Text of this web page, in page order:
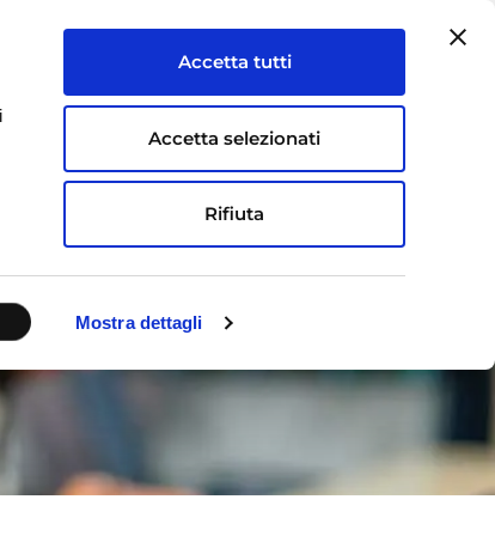
Mostra dettagli
Accetta tutti
Accetta selezionati
Rifiuta
FOCUS CONTATTI